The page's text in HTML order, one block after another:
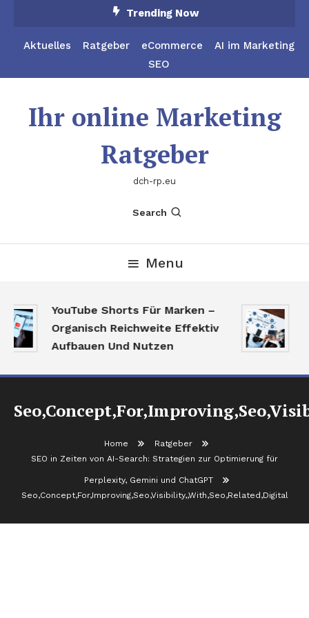
Content
Trending Now
Aktuelles Ratgeber eCommerce
AI im Marketing
SEO
Ihr online Marketing
Ratgeber
dch-rp.eu
Search
Menu
YouTube Shorts Für Marken –
Organisch Reichweite Effektiv
Aufbauen Und Nutzen
Home
Ratgeber
SEO in Zeiten von AI-Search: Strategien zur Optimierung für
Perplexity, Gemini und ChatGPT
Seo,Concept,For,Improving,Seo,Visibility,,With,Seo,Related,Digital